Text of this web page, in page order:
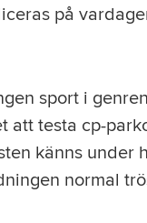
på
sport i
att testa cp-
känns under
normal